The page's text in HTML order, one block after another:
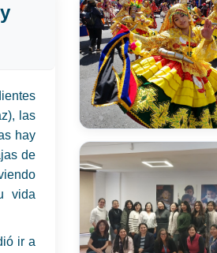
las
hay
de
vida
ir a